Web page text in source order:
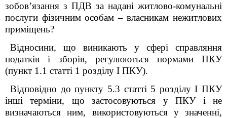
зобов’язання з ПДВ за надані житлово-комунальні
послуги фізичним особам – власникам нежитлових
приміщень?
Відносини, що виникають у сфері справляння
податків і зборів, регулюються нормами ПКУ
(пункт 1.1 статті 1 розділу І ПКУ).
Відповідно до пункту 5.3 статті 5 розділу І ПКУ
інші терміни, що застосовуються у ПКУ і не
визначаються ним, використовуються у значенні,